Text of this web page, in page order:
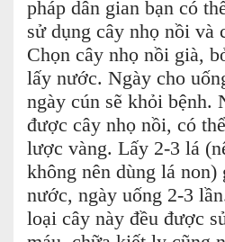
pháp dân gian bạn có
sử dụng cây nhọ nồi và
Chọn cây nhọ nồi già,
lấy nước. Ngày cho
ngày cún sẽ khỏi bệnh.
được cây nhọ nồi, có
lược vàng. Lấy 2-3 lá
không nên dùng lá non)
nước, ngày uống 2-3
loại cây này đều được